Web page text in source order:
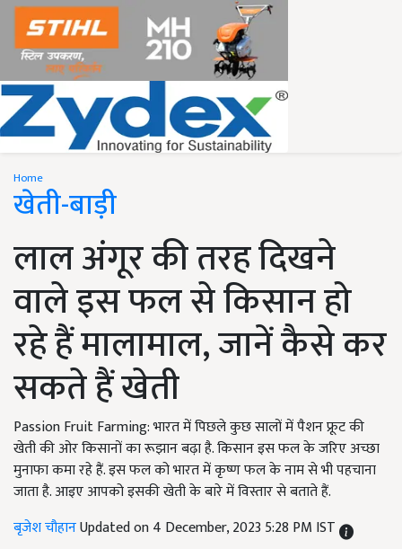
Home
खेती-बाड़ी
लाल अंगूर की तरह दिखने
वाले इस फल से किसान हो
रहे हैं मालामाल, जानें कैसे कर
सकते हैं खेती
Passion Fruit Farming: भारत में पिछले कुछ सालों में पैशन फ्रूट की
खेती की ओर किसानों का रूझान बढ़ा है. किसान इस फल के जरिए अच्छा
मुनाफा कमा रहे हैं. इस फल को भारत में कृष्ण फल के नाम से भी पहचाना
जाता है. आइए आपको इसकी खेती के बारे में विस्तार से बताते हैं.
बृजेश चौहानUpdated on 4 December, 2023 5:28 PM IST